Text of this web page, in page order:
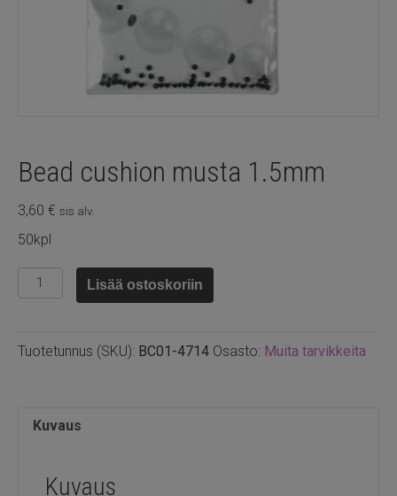
Bead cushion musta 1.5mm
3,60 € sis alv.
50kpl
Bead
cushion
määrä
Lisää ostoskoriin
Tuotetunnus (SKU): BC01-4714 Osasto: Muita tarvikkeita
Kuvaus
Kuvaus